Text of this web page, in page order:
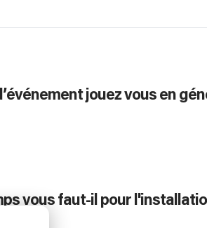
jouez vous en
vous faut-il pour